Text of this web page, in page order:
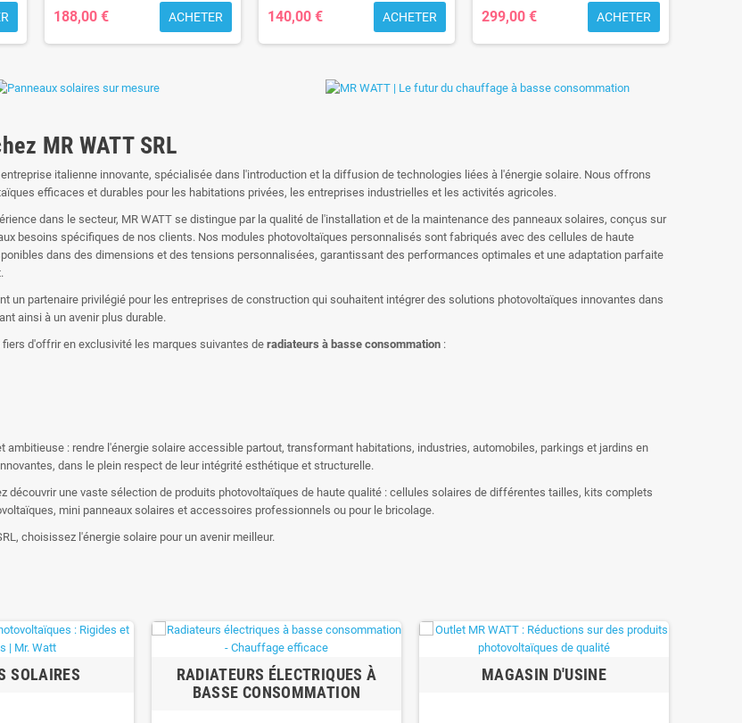
188,00 € ACHETER 140,00 € ACHETER 299,00 € ACHETER
MR WATT SRL
entreprise italienne innovante, spécialisée dans l'introduction et la diffusion de technologies liées à l'énergie solaire. Nous offrons
efficaces et durables pour les habitations privées, les entreprises industrielles et les activités agricoles.
dans le secteur, MR WATT se distingue par la qualité de l'installation et de la maintenance des panneaux solaires, conçus sur
besoins spécifiques de nos clients. Nos modules photovoltaïques personnalisés sont fabriqués avec des cellules de haute
dans des dimensions et des tensions personnalisées, garantissant des performances optimales et une adaptation parfaite
un partenaire privilégié pour les entreprises de construction qui souhaitent intégrer des solutions photovoltaïques innovantes dans
ainsi à un avenir plus durable.
d'offrir en exclusivité les marques suivantes deradiateurs à basse consommation :
ambitieuse : rendre l'énergie solaire accessible partout, transformant habitations, industries, automobiles, parkings et jardins en
dans le plein respect de leur intégrité esthétique et structurelle.
découvrir une vaste sélection de produits photovoltaïques de haute qualité : cellules solaires de différentes tailles, kits complets
mini panneaux solaires et accessoires professionnels ou pour le bricolage.
choisissez l'énergie solaire pour un avenir meilleur.
SOLAIRES
RADIATEURS ÉLECTRIQUES À
BASSE CONSOMMATION
MAGASIN D'USINE